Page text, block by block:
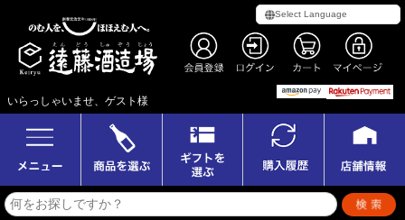
いらっしゃいませ、ゲスト様